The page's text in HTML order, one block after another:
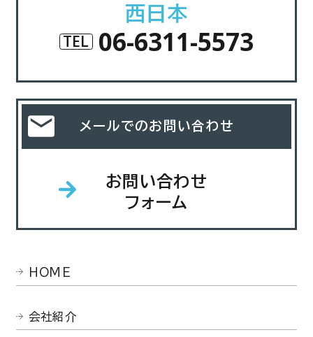
西日本
TEL 06-6311-5573
メールでのお問い合わせ
お問い合わせ
フォーム
HOME
会社紹介